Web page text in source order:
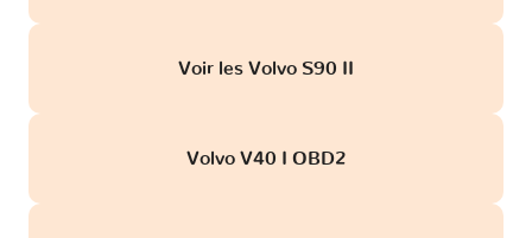
Voir les Volvo S90 II
Volvo V40 I OBD2